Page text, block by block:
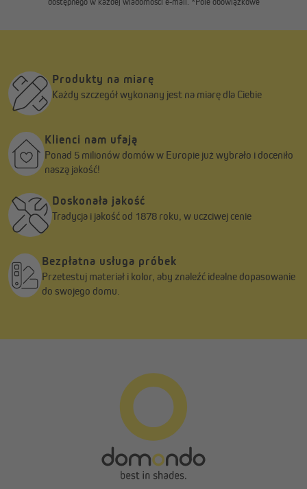
Produkty na miarę
Każdy szczegół wykonany jest na miarę dla Ciebie
Klienci nam ufają
Ponad 5 milionów domów w Europie już wybrało i doceniło
naszą jakość!
Doskonała jakość
Tradycja i jakość od 1878 roku, w uczciwej cenie
Bezpłatna usługa próbek
Przetestuj materiał i kolor, aby znaleźć idealne dopasowanie
do swojego domu.